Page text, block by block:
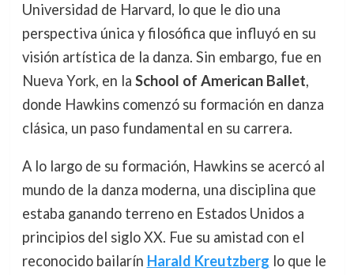
Universidad de Harvard, lo que le dio una
perspectiva única y filosófica que influyó en su
visión artística de la danza. Sin embargo, fue en
Nueva York, en la School of American Ballet,
donde Hawkins comenzó su formación en danza
clásica, un paso fundamental en su carrera.
A lo largo de su formación, Hawkins se acercó al
mundo de la danza moderna, una disciplina que
estaba ganando terreno en Estados Unidos a
principios del siglo XX. Fue su amistad con el
reconocido bailarín Harald Kreutzberg lo que le